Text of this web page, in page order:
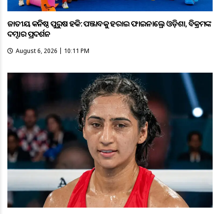
ଜାତୀୟ କନିଷ୍ଠ ପୁରୁଷ ହକି: ପଞ୍ଜାବକୁ ହରାଇ ଫାଇନାଲ୍ରେ ଓଡ଼ିଶା, ବିକ୍ରମଙ୍କ
ଦମ୍ଦାର ପ୍ରଦର୍ଶନ
August 6, 2026 | 10:11 PM